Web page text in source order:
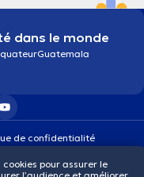
dans le monde
Guatemala
de confidentialité
pour assurer le